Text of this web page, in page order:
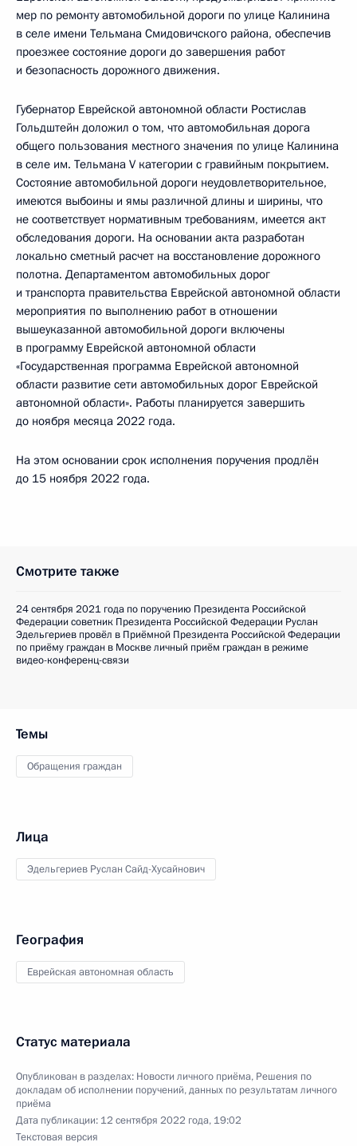
мер по ремонту автомобильной дороги по улице Калинина
в селе имени Тельмана Смидовичского района, обеспечив
проезжее состояние дороги до завершения работ
и безопасность дорожного движения.
Губернатор Еврейской автономной области Ростислав
Гольдштейн доложил о том, что автомобильная дорога
общего пользования местного значения по улице Калинина
в селе им. Тельмана V категории с гравийным покрытием.
Состояние автомобильной дороги неудовлетворительное,
имеются выбоины и ямы различной длины и ширины, что
не соответствует нормативным требованиям, имеется акт
обследования дороги. На основании акта разработан
локально сметный расчет на восстановление дорожного
полотна. Департаментом автомобильных дорог
и транспорта правительства Еврейской автономной области
мероприятия по выполнению работ в отношении
вышеуказанной автомобильной дороги включены
в программу Еврейской автономной области
«Государственная программа Еврейской автономной
области развитие сети автомобильных дорог Еврейской
автономной области». Работы планируется завершить
до ноября месяца 2022 года.
На этом основании срок исполнения поручения продлён
до 15 ноября 2022 года.
Смотрите также
24 сентября 2021 года по поручению Президента Российской
Федерации советник Президента Российской Федерации Руслан
Эдельгериев провёл в Приёмной Президента Российской Федерации
по приёму граждан в Москве личный приём граждан в режиме
видео-конференц-связи
Темы
Обращения граждан
Лица
Эдельгериев Руслан Сайд-Хусайнович
География
Еврейская автономная область
Статус материала
Опубликован в разделах: Новости личного приёма, Решения по
докладам об исполнении поручений, данных по результатам личного
приёма
Дата публикации: 12 сентября 2022 года, 19:02
Текстовая версия